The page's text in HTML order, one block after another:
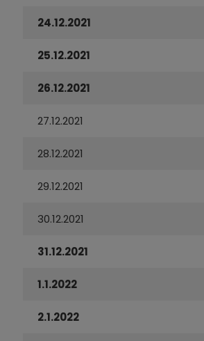
24.12.2021
25.12.2021
26.12.2021
27.12.2021
28.12.2021
29.12.2021
30.12.2021
31.12.2021
1.1.2022
2.1.2022